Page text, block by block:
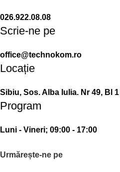
026.922.08.08
Scrie-ne pe
office@technokom.ro
Locație
Sibiu, Sos. Alba Iulia. Nr 49, Bl
Program
Luni - Vineri; 09:00 - 17:00
Urmărește-ne pe